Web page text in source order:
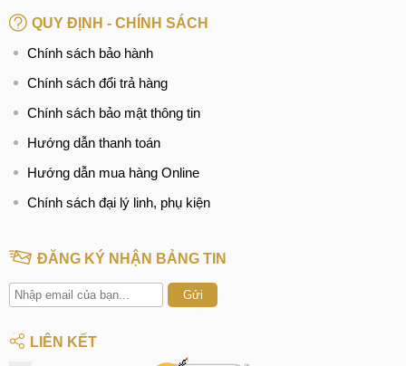
QUY ĐỊNH - CHÍNH SÁCH
Chính sách bảo hành
Chính sách đổi trả hàng
Chính sách bảo mật thông tin
Hướng dẫn thanh toán
Hướng dẫn mua hàng Online
Chính sách đại lý linh, phụ kiện
ĐĂNG KÝ NHẬN BẢNG TIN
Gửi
LIÊN KẾT